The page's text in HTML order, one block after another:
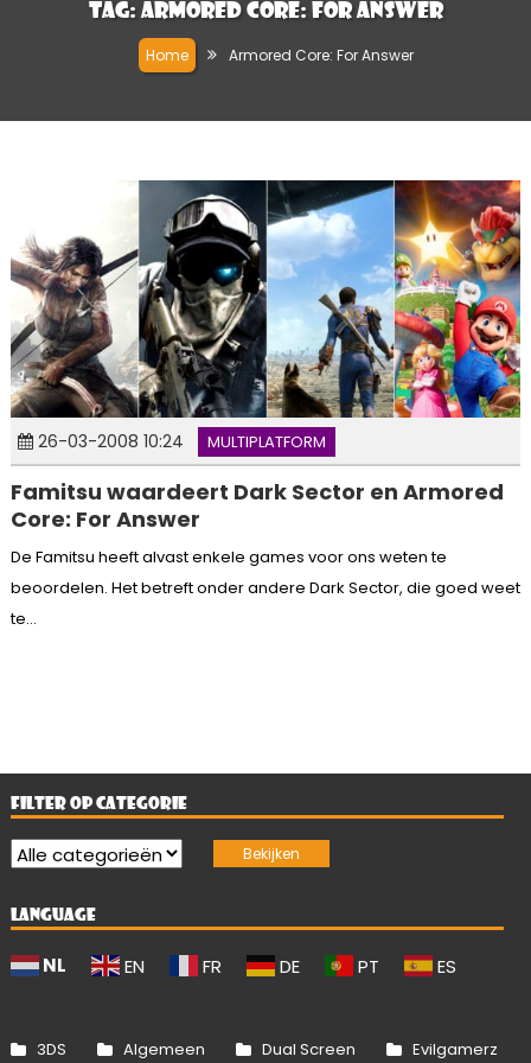
Tag: Armored Core: For Answer
Home Armored Core: For Answer
26-03-2008 10:24 MULTIPLATFORM
Famitsu waardeert Dark Sector en Armored
Core: For Answer
De Famitsu heeft alvast enkele games voor ons weten te
beoordelen. Het betreft onder andere Dark Sector, die goed weet
te...
FILTER OP CATEGORIE
LANGUAGE
NL EN FR DE PT ES
3DS Algemeen Dual Screen Evilgamerz